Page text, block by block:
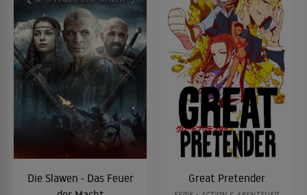
36 Episode 36
37 Episode 37
38 Episode 38
39 Episode 39
Die Slawen - Das Feuer
Great Pretender